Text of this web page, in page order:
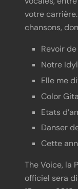
votre
chansons,
Revoir
Notre
Elle me
Color
Etats
Danser
Cette
The Voice, la
officiel sera